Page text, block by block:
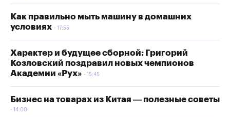
Как правильно мыть машину в домашних
условиях
17:55
Характер и будущее сборной: Григорий
Козловский поздравил новых чемпионов
Академии «Рух»
15:45
Бизнес на товарах из Китая — полезные советы
14:00